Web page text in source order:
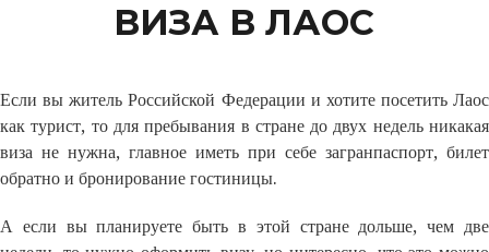
ВИЗА В ЛАОС
Если вы житель Российской Федерации и хотите посетить Лаос
как турист, то для пребывания в стране до двух недель никакая
виза не нужна, главное иметь при себе загранпаспорт, билет
обратно и бронирование гостиницы.
А если вы планируете быть в этой стране дольше, чем две